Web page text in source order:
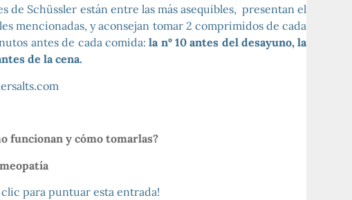
de Schüssler están entre las más asequibles, presentan el
mencionadas, y aconsejan tomar 2 comprimidos de cada
antes de cada comida: la nº 10 antes del desayuno, la
de la cena.
funcionan y cómo tomarlas?
clic para puntuar esta entrada!